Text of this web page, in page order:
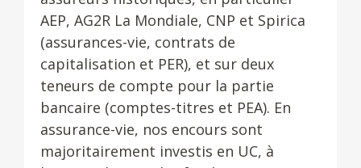
AEP, AG2R La Mondiale, CNP et Spirica
(assurances-vie, contrats de
capitalisation et PER), et sur deux
teneurs de compte pour la partie
bancaire (comptes-titres et PEA). En
assurance-vie, nos encours sont
majoritairement investis en UC, à